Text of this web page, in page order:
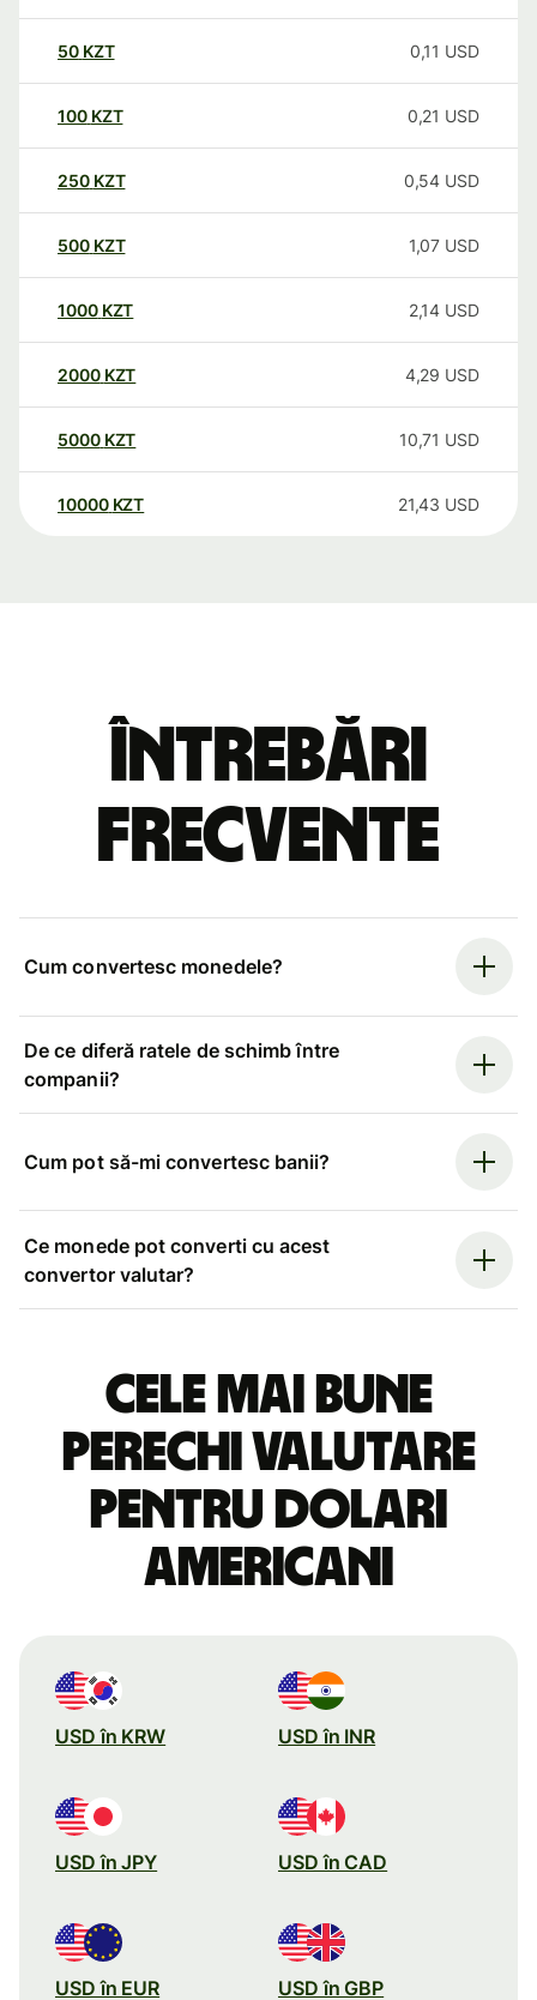
50 KZT 0,11 USD
100 KZT 0,21 USD
250 KZT 0,54 USD
500 KZT 1,07 USD
1000 KZT 2,14 USD
2000 KZT 4,29 USD
5000 KZT 10,71 USD
10000 KZT 21,43 USD
Întrebări
frecvente
Cum convertesc monedele?
De ce diferă ratele de schimb între
companii?
Cum pot să-mi convertesc banii?
Ce monede pot converti cu acest
convertor valutar?
Cele mai bune
perechi valutare
pentru dolari
americani
USD în KRW USD în INR
USD în JPY USD în CAD
USD în EUR USD în GBP